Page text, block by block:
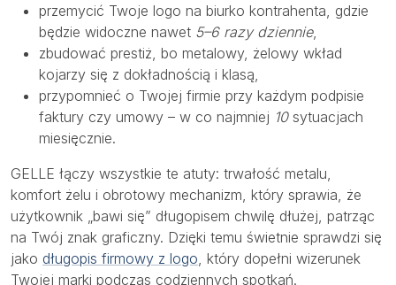
przemycić Twoje logo na biurko kontrahenta, gdzie
będzie widoczne nawet 5–6 razy dziennie,
zbudować prestiż, bo metalowy, żelowy wkład
kojarzy się z dokładnością i klasą,
przypomnieć o Twojej firmie przy każdym podpisie
faktury czy umowy – w co najmniej 10sytuacjach
miesięcznie.
GELLE łączy wszystkie te atuty: trwałość metalu,
komfort żelu i obrotowy mechanizm, który sprawia, że
użytkownik „bawi się” długopisem chwilę dłużej, patrząc
na Twój znak graficzny. Dzięki temu świetnie sprawdzi się
jako długopis firmowy z logo, który dopełni wizerunek
Twojej marki podczas codziennych spotkań.